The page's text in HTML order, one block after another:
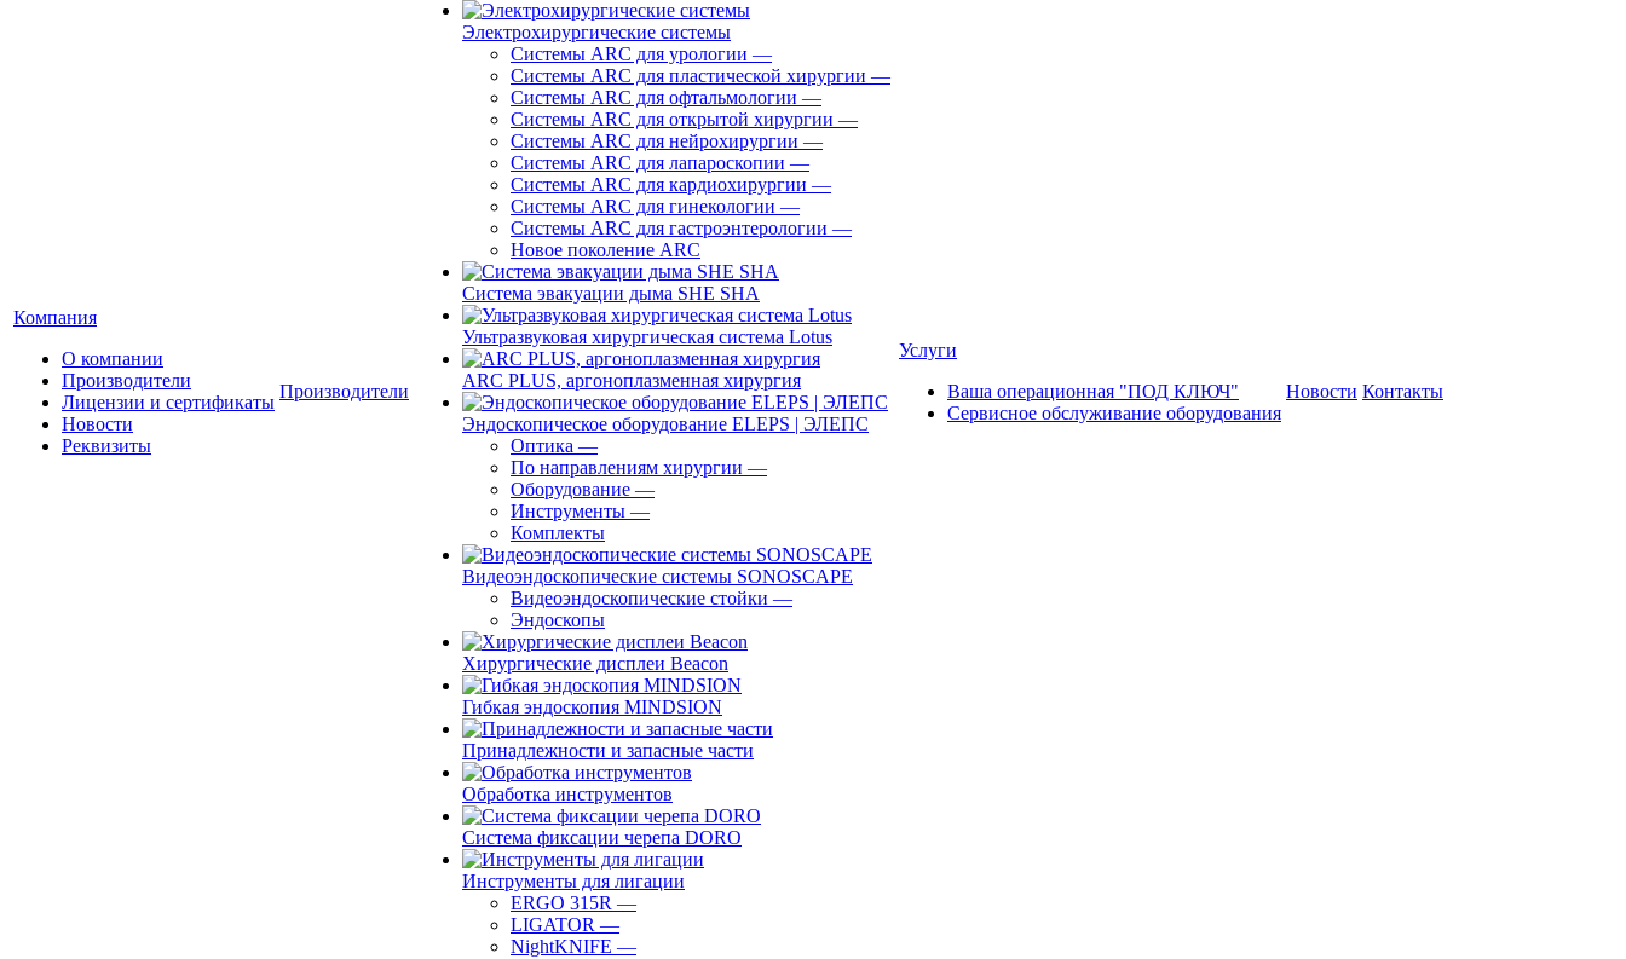
Компания
О компании
Производители
Лицензии и сертификаты
Новости
Реквизиты
Производители
Электрохирургические системы
Системы ARC для урологии —
Системы ARC для пластической хирургии —
Системы ARC для офтальмологии —
Системы ARC для открытой хирургии —
Системы ARC для нейрохирургии —
Системы ARC для лапароскопии —
Системы ARC для кардиохирургии —
Системы ARC для гинекологии —
Системы ARC для гастроэнтерологии —
Новое поколение ARC
Система эвакуации дыма SHE SHA
Ультразвуковая хирургическая система Lotus
ARC PLUS, аргоноплазменная хирургия
Эндоскопическое оборудование ELEPS | ЭЛЕПС
Оптика —
По направлениям хирургии —
Оборудование —
Инструменты —
Комплекты
Видеоэндоскопические системы SONOSCAPE
Видеоэндоскопические стойки —
Эндоскопы
Хирургические дисплеи Beacon
Гибкая эндоскопия MINDSION
Принадлежности и запасные части
Обработка инструментов
Система фиксации черепа DORO
Инструменты для лигации
ERGO 315R —
LIGATOR —
NightKNIFE —
Услуги
Ваша операционная "ПОД КЛЮЧ"
Сервисное обслуживание оборудования
Новости Контакты